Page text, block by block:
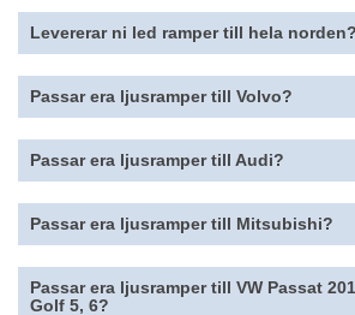
Levererar ni led ramper till hela norden?
Passar era ljusramper till Volvo?
Passar era ljusrampertill Audi?
Passar era ljusrampertill Mitsubishi?
Passar era ljusrampertill VW Passat
Golf 5, 6?